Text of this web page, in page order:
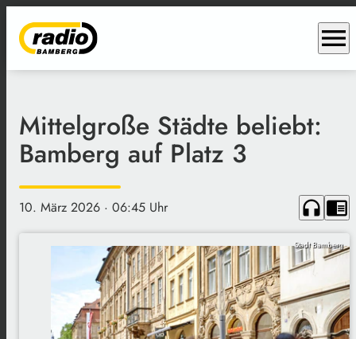
menu
Mittelgroße Städte beliebt:
Bamberg auf Platz 3
10. März 2026 · 06:45 Uhr headphones chrome_reader_mode
Stadt Bamberg